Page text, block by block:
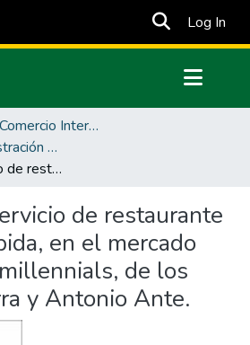
Log In
Facultad de Comercio Internacional, Integración, Administración y Economía Empresarial
Carrera de Administración de Empresas y Marketing
Calidad del servicio de restaurante de comida rápida, en el mercado demandante millennials, de los cantones Ibarra y Antonio Ante.
de restaurante
en el mercado
de los
y Antonio Ante.